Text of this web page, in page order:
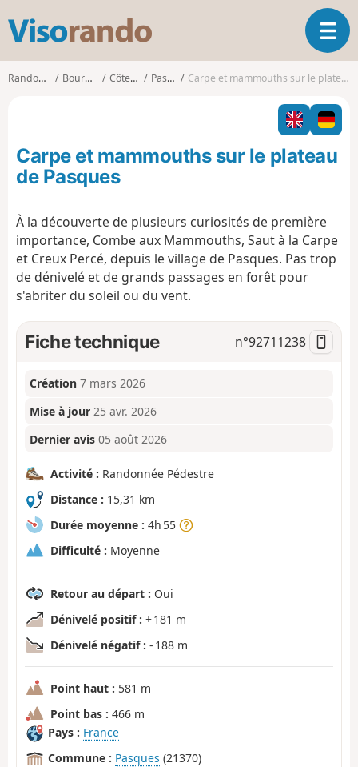
s
o
o
O
u
i
r
l
a
g
a
n
Randonnées Bourgogne Côte-d'Or Pasques Carpe et mammouths sur le plateau de Pasques
Carpe et mammouths sur le plateau
de Pasques
À la découverte de plusieurs curiosités de première
importance, Combe aux Mammouths, Saut à la Carpe
et Creux Percé, depuis le village de Pasques. Pas trop
de dénivelé et de grands passages en forêt pour
s'abriter du soleil ou du vent.
Fiche technique n°92711238
Création 7 mars 2026
Mise à jour 25 avr. 2026
Dernier avis 05 août 2026
Activité : Randonnée Pédestre
Distance : 15,31 km
Durée moyenne : 4h 55
Difficulté : Moyenne
Retour au départ : Oui
Dénivelé positif : + 181 m
Dénivelé négatif : - 188 m
Point haut : 581 m
Point bas : 466 m
Pays : France
Commune : Pasques (21370)